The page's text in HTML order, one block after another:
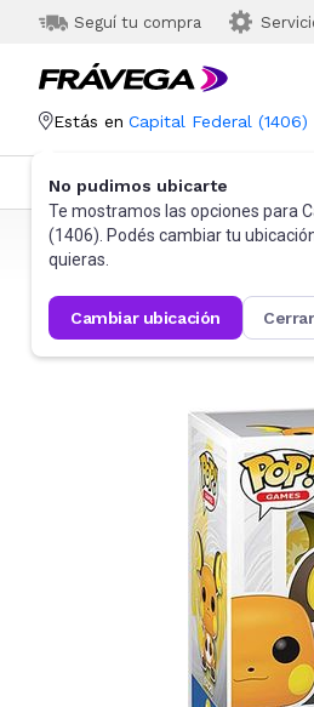
Seguí tu compra
Estás en Capital Federal (1406)
No pudimos ubicarte
Te mostramos las opciones para
(1406). Podés cambiar tu
quieras.
cambiar ubicación cerrar
Categorías Más Vendidos
Frávega Juguetes y Juegos